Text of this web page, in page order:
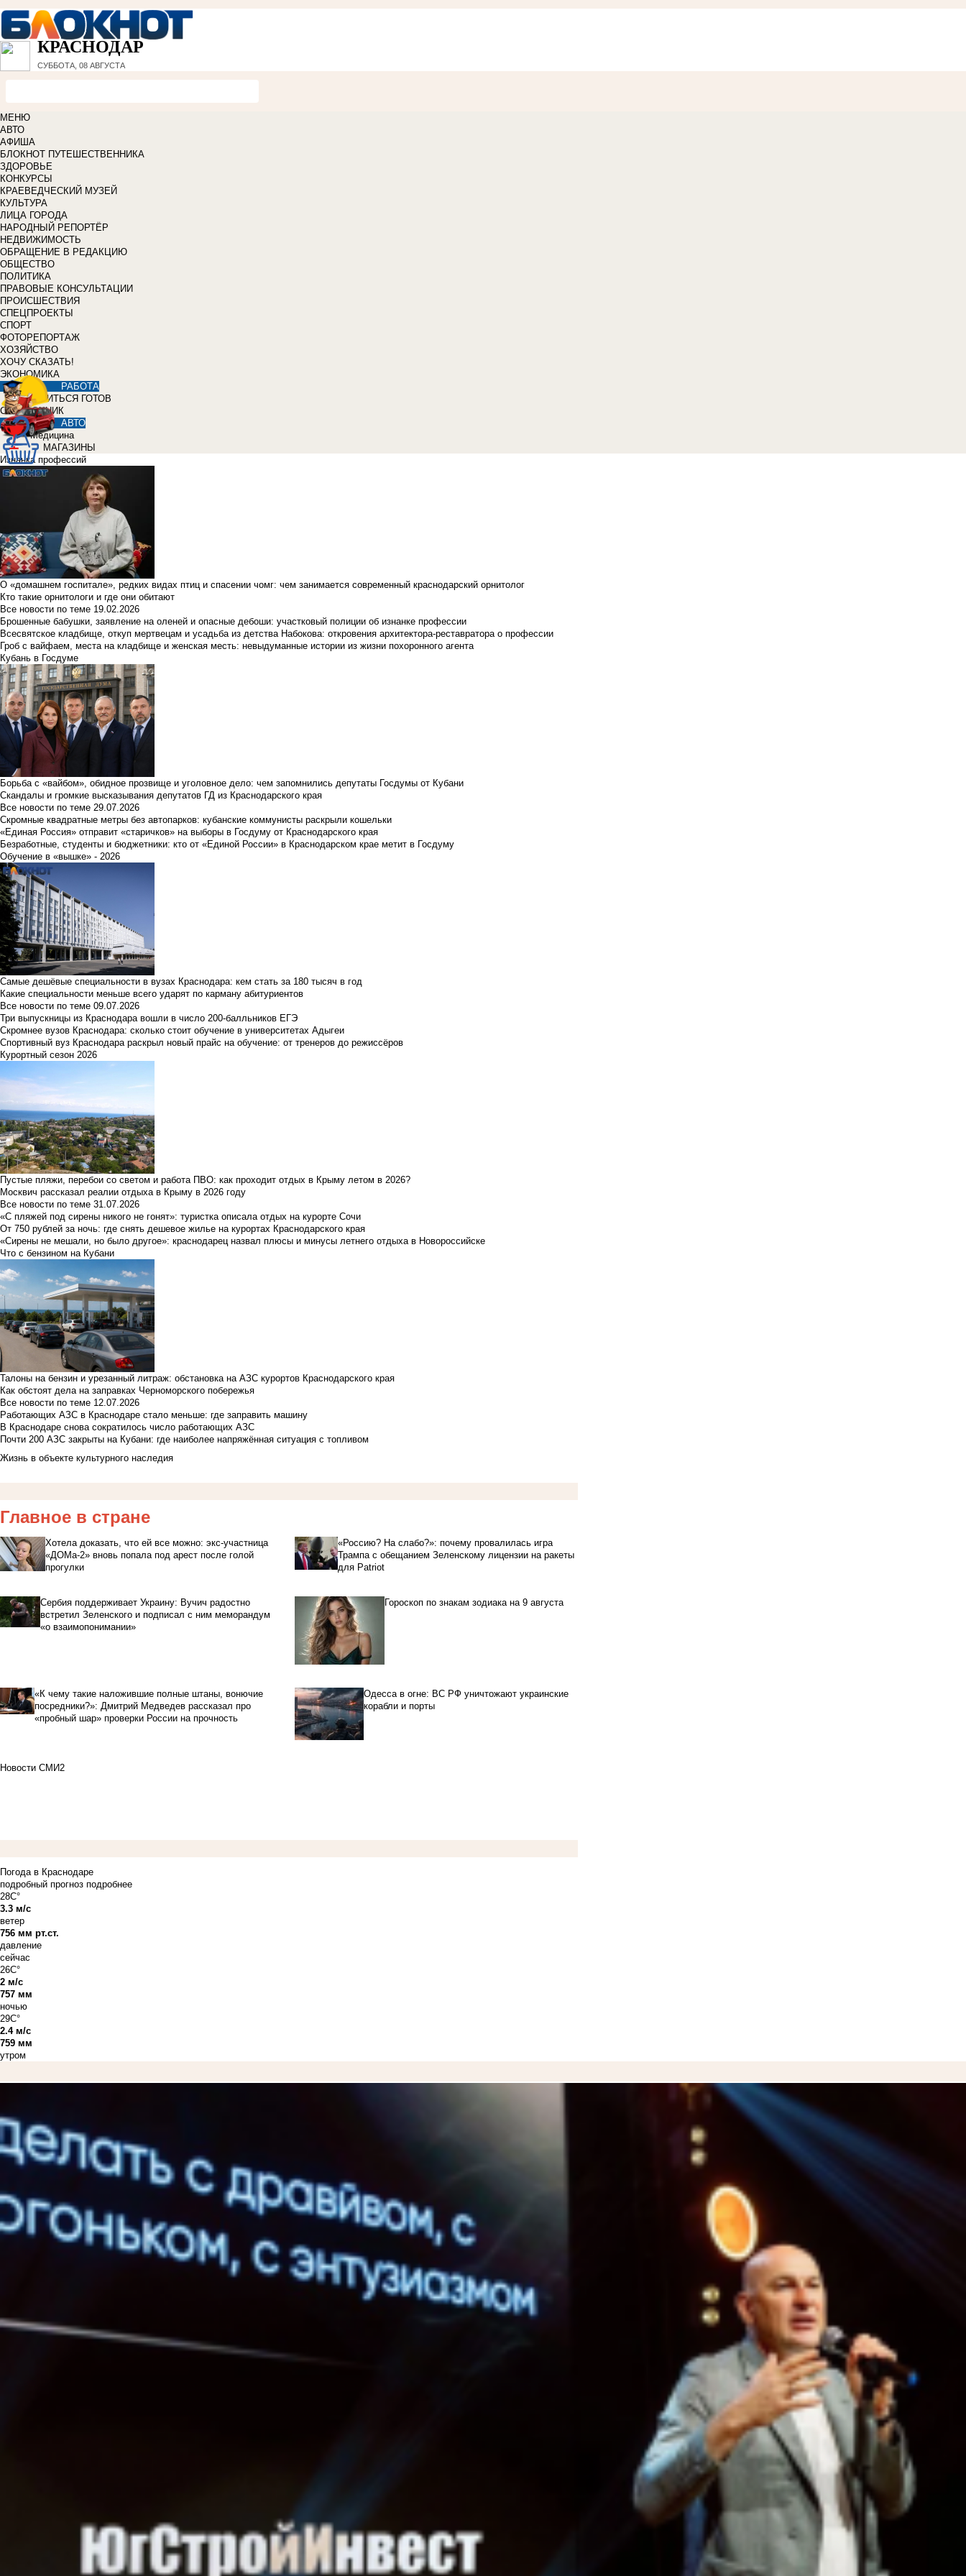
КРАСНОДАР
СУББОТА, 08 АВГУСТА
МЕНЮ
АВТО
АФИША
БЛОКНОТ ПУТЕШЕСТВЕННИКА
ЗДОРОВЬЕ
КОНКУРСЫ
КРАЕВЕДЧЕСКИЙ МУЗЕЙ
КУЛЬТУРА
ЛИЦА ГОРОДА
НАРОДНЫЙ РЕПОРТЁР
НЕДВИЖИМОСТЬ
ОБРАЩЕНИЕ В РЕДАКЦИЮ
ОБЩЕСТВО
ПОЛИТИКА
ПРАВОВЫЕ КОНСУЛЬТАЦИИ
ПРОИСШЕСТВИЯ
СПЕЦПРОЕКТЫ
СПОРТ
ФОТОРЕПОРТАЖ
ХОЗЯЙСТВО
ХОЧУ СКАЗАТЬ!
ЭКОНОМИКА
РАБОТА
УЧИТЬСЯ ГОТОВ
СПРАВОЧНИК
АВТО
Медицина
МАГАЗИНЫ
Изнанка профессий
О «домашнем госпитале», редких видах птиц и спасении чомг: чем занимается современный краснодарский орнитолог
Кто такие орнитологи и где они обитают
Все новости по теме 19.02.2026
Брошенные бабушки, заявление на оленей и опасные дебоши: участковый полиции об изнанке профессии
Всесвятское кладбище, откуп мертвецам и усадьба из детства Набокова: откровения архитектора-реставратора о профессии
Гроб с вайфаем, места на кладбище и женская месть: невыдуманные истории из жизни похоронного агента
Кубань в Госдуме
Борьба с «вайбом», обидное прозвище и уголовное дело: чем запомнились депутаты Госдумы от Кубани
Скандалы и громкие высказывания депутатов ГД из Краснодарского края
Все новости по теме 29.07.2026
Скромные квадратные метры без автопарков: кубанские коммунисты раскрыли кошельки
«Единая Россия» отправит «старичков» на выборы в Госдуму от Краснодарского края
Безработные, студенты и бюджетники: кто от «Единой России» в Краснодарском крае метит в Госдуму
Обучение в «вышке» - 2026
Самые дешёвые специальности в вузах Краснодара: кем стать за 180 тысяч в год
Какие специальности меньше всего ударят по карману абитуриентов
Все новости по теме 09.07.2026
Три выпускницы из Краснодара вошли в число 200-балльников ЕГЭ
Скромнее вузов Краснодара: сколько стоит обучение в университетах Адыгеи
Спортивный вуз Краснодара раскрыл новый прайс на обучение: от тренеров до режиссёров
Курортный сезон 2026
Пустые пляжи, перебои со светом и работа ПВО: как проходит отдых в Крыму летом в 2026?
Москвич рассказал реалии отдыха в Крыму в 2026 году
Все новости по теме 31.07.2026
«С пляжей под сирены никого не гонят»: туристка описала отдых на курорте Сочи
От 750 рублей за ночь: где снять дешевое жилье на курортах Краснодарского края
«Сирены не мешали, но было другое»: краснодарец назвал плюсы и минусы летнего отдыха в Новороссийске
Что с бензином на Кубани
Талоны на бензин и урезанный литраж: обстановка на АЗС курортов Краснодарского края
Как обстоят дела на заправках Черноморского побережья
Все новости по теме 12.07.2026
Работающих АЗС в Краснодаре стало меньше: где заправить машину
В Краснодаре снова сократилось число работающих АЗС
Почти 200 АЗС закрыты на Кубани: где наиболее напряжённая ситуация с топливом
Жизнь в объекте культурного наследия
Главное в стране
Хотела доказать, что ей все можно: экс-участница
«ДОМа-2» вновь попала под арест после голой
прогулки
«Россию? На слабо?»: почему провалилась игра
Трампа с обещанием Зеленскому лицензии на ракеты
для Patriot
Сербия поддерживает Украину: Вучич радостно
встретил Зеленского и подписал с ним меморандум
«о взаимопонимании»
Гороскоп по знакам зодиака на 9 августа
«К чему такие наложившие полные штаны, вонючие
посредники?»: Дмитрий Медведев рассказал про
«пробный шар» проверки России на прочность
Одесса в огне: ВС РФ уничтожают украинские
корабли и порты
Новости СМИ2
Погода в Краснодаре
подробный прогноз подробнее
28C°
3.3 м/с
ветер
756 мм рт.ст.
давление
сейчас
26C°
2 м/с
757 мм
ночью
29C°
2.4 м/с
759 мм
утром